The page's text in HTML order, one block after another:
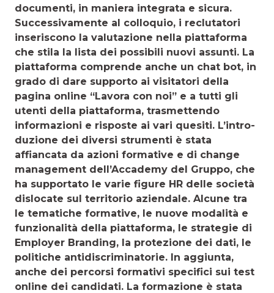
documenti, in maniera integrata e sicura.
Successivamente al colloquio, i reclutatori
inseri­scono la valutazione nella piattaforma
che stila la lista dei possibili nuovi assunti. La
piattaforma comprende anche un chat bot, in
grado di dare supporto ai visitatori della
pagina online “Lavora con noi” e a tutti gli
utenti della piattaforma, trasmettendo
informazioni e risposte ai vari quesiti. L’intro­
duzione dei diversi strumenti è stata
affiancata da azioni for­mative e di change
management dell’Accademy del Gruppo, che
ha supportato le varie figure HR delle società
dislocate sul territorio aziendale. Alcune tra
le tematiche formative, le nuove modalità e
funzionalità della piattaforma, le strategie di
Employer Branding, la protezione dei dati, le
politiche antidiscriminatorie. In aggiunta,
anche dei percorsi formativi specifici sui test
online dei candidati. La formazione è stata